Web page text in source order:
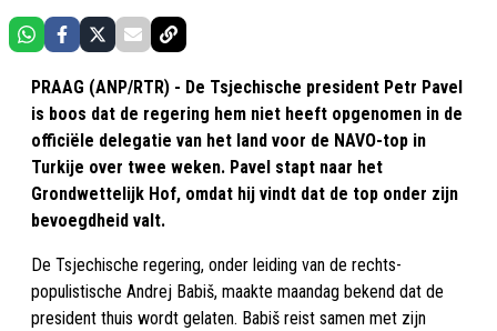
PRAAG (ANP/RTR) - De Tsjechische president Petr Pavel
is boos dat de regering hem niet heeft opgenomen in de
officiële delegatie van het land voor de NAVO-top in
Turkije over twee weken. Pavel stapt naar het
Grondwettelijk Hof, omdat hij vindt dat de top onder zijn
bevoegdheid valt.
De Tsjechische regering, onder leiding van de rechts-
populistische Andrej Babiš, maakte maandag bekend dat de
president thuis wordt gelaten. Babiš reist samen met zijn